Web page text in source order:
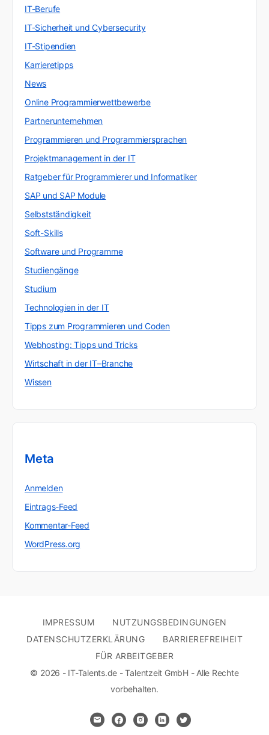
IT-Berufe
IT-Sicherheit und Cybersecurity
IT-Stipendien
Karrieretipps
News
Online Programmierwettbewerbe
Partnerunternehmen
Programmieren und Programmiersprachen
Projektmanagement in der IT
Ratgeber für Programmierer und Informatiker
SAP und SAP Module
Selbstständigkeit
Soft-Skills
Software und Programme
Studiengänge
Studium
Technologien in der IT
Tipps zum Programmieren und Coden
Webhosting: Tipps und Tricks
Wirtschaft in der IT–Branche
Wissen
Meta
Anmelden
Eintrags-Feed
Kommentar-Feed
WordPress.org
IMPRESSUM
NUTZUNGSBEDINGUNGEN
DATENSCHUTZERKLÄRUNG
BARRIEREFREIHEIT
FÜR ARBEITGEBER
© 2026 - IT-Talents.de - Talentzeit GmbH - Alle Rechte
vorbehalten.